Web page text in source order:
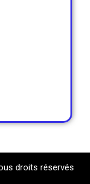
droits réservés